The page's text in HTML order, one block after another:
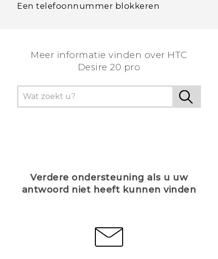
Een telefoonnummer blokkeren
Meer informatie vinden over ‎HTC
Desire 20 pro
Verdere ondersteuning als u uw
antwoord niet heeft kunnen vinden